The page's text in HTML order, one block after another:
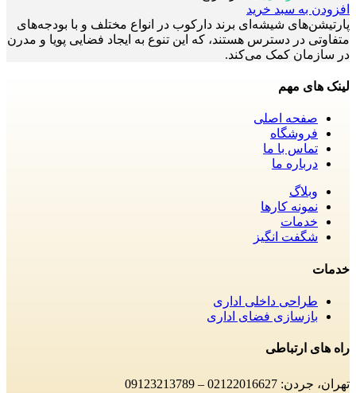
افزودن به سبد خرید
پارتیشن‌های شیشه‌ای برند دارکوب در انواع مختلف و با بودجه‌های
متفاوتی در دسترس هستند، که این تنوع به ایجاد فضایی پویا و مدرن
در سازمان کمک می‌کند.
لینک های مهم
صفحه اصلی
فروشگاه
تماس با ما
درباره ما
وبلاگ
نمونه کارها
خدمات
شگفت انگیز
خدمات
طراحی داخلی اداری
بازسازی فضای اداری
راه های ارتباطی
تهران، جردن: 02122016627 – 09123213789